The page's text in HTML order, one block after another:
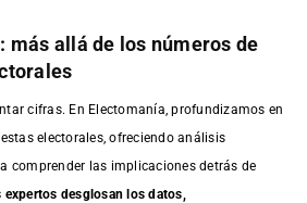
más allá de los números de
cifras. En Electomanía, profundizamos en
electorales, ofreciendo análisis
comprender las implicaciones detrás de
expertos desglosan los datos,